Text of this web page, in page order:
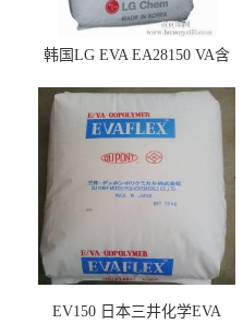
韩国LG EVA EA28150 VA含
EV150 日本三井化学EVA